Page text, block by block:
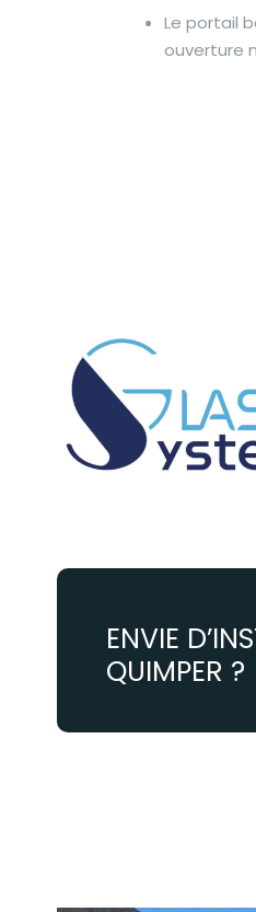
Le portail
ouverture
ENVIE
QUIMPER ?